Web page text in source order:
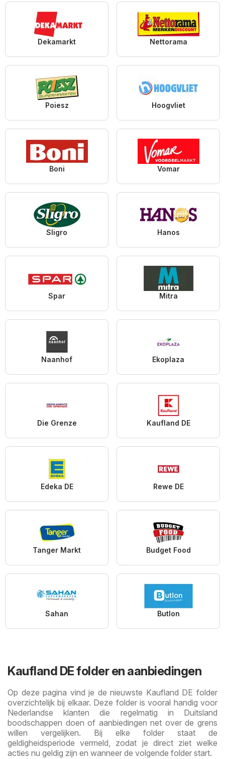
Dekamarkt Nettorama
Poiesz Hoogvliet
Boni Vomar
Sligro Hanos
Spar Mitra
Naanhof Ekoplaza
Die Grenze Kaufland DE
Edeka DE Rewe DE
Tanger Markt Budget Food
Sahan Butlon
Kaufland DE folder en aanbiedingen
Op deze pagina vind je de nieuwste Kaufland DE folder
overzichtelijk bij elkaar. Deze folder is vooral handig voor
Nederlandse klanten die regelmatig in Duitsland
boodschappen doen of aanbiedingen net over de grens
willen vergelijken. Bij elke folder staat de
geldigheidsperiode vermeld, zodat je direct ziet welke
acties nu geldig zijn en wanneer de volgende folder start.